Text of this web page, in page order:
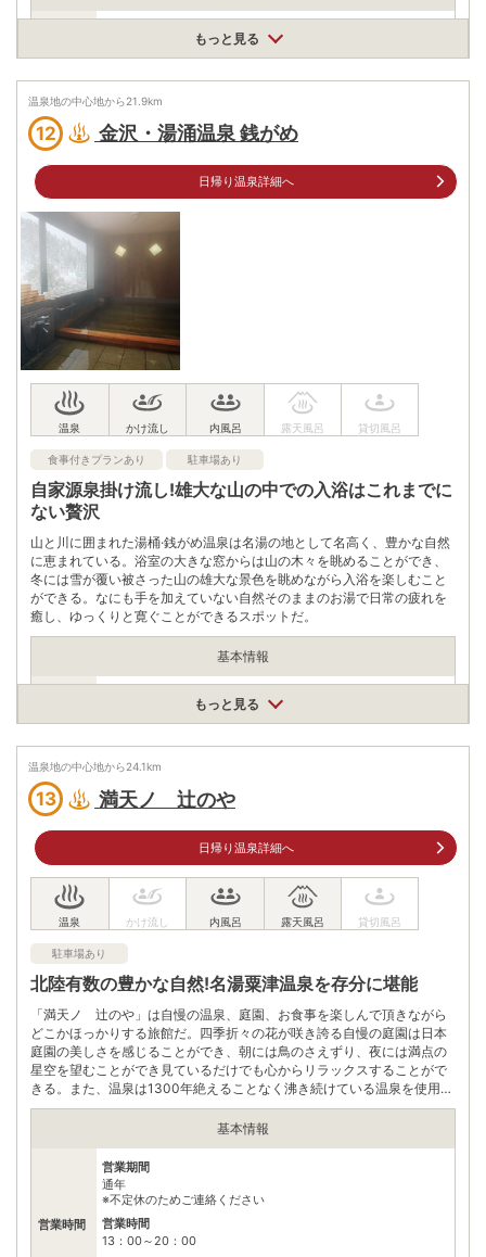
営業時間
通年 定休日:月曜日（祝日の場合は翌日）
入浴料
大人(中学生以上)450円、小学生130円、幼児(4歳～5歳)50円、
3歳以下 無料 【手ぶらセット】（タオル・シャンプ・リンス・
※※平日のみ、お得なご入浴早割実施中 8:00～14:00 大人（中学
生以上）420円 ※浴室にシャンプー・ボディーソープ等の備付
はありません
塩化物泉、硫酸塩泉
アクセス
車
北陸自動車道金沢森本ICから約40分
公共交通機関
JR北陸本線金沢駅 北陸鉄道バス湯涌温泉行乗車「芝原」下車 徒
駐車場 無料（200台）
電話番号 0762351126
問合せください。
※ 料金情報は税込・税抜表記が混ざっております。正しい金額はご利用前にご
自身でお問合せください。
もっと見る
温泉地の中心地から21.9km
12 金沢・湯涌温泉 銭がめ
日帰り温泉詳細へ
食事付きプランあり 駐車場あり
自家源泉掛け流し!雄大な山の中での入浴はこれまでに
ない贅沢
山と川に囲まれた湯桶·銭がめ温泉は名湯の地として名高く、豊かな自然
に恵まれている。浴室の大きな窓からは山の木々を眺めることができ、
冬には雪が覆い被さった山の雄大な景色を眺めながら入浴を楽しむこと
ができる。なにも手を加えていない自然そのままのお湯で日常の疲れを
癒し、ゆっくりと寛ぐことができるスポットだ。
基本情報
営業時間
入浴料
大人600円/込、子供(3歳児から小学生)300円/込、幼児(３歳未
満)無料 【回数券】2750円券(入浴5回分)5000円券(入浴11回分)
泉質
アクセス
石川県金沢市板ケ谷町イ50
JR金沢駅から車で約30分 ·森本ICから車で約30分
公共交通機関
北鉄バス(湯涌温泉行き)乗車 (湯涌温泉)下車 すぐ
駐車場 無料（20台）
電話番号 0762351426
※ 掲載情報は変更になる場合があります。最新の内容はご利用前にご自身でお
※ 料金情報は税込・税抜表記が混ざっております。正しい金額はご利用前にご
自身でお問合せください。
もっと見る
温泉地の中心地から24.1km
13 満天ノ 辻のや
日帰り温泉詳細へ
駐車場あり
北陸有数の豊かな自然!名湯粟津温泉を存分に堪能
「満天ノ 辻のや」は自慢の温泉、庭園、お食事を楽しんで頂きながら
どこかほっかりする旅館だ。四季折々の花が咲き誇る自慢の庭園は日本
庭園の美しさを感じることができ、朝には鳥のさえずり、夜には満点の
星空を望むことができ見ているだけでも心からリラックスすることがで
きる。また、温泉は1300年絶えることなく沸き続けている温泉を使用し
ている。
基本情報
営業時間
営業期間
通年
※不定休のためご連絡ください
営業時間
13：00～20：00